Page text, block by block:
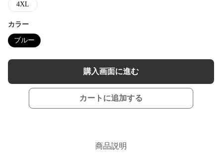
4XL
カラー
ブルー
購入画面に進む
カートに追加する
商品説明